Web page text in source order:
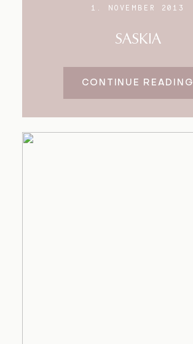
1. NOVEMBER 2013
SASKIA
CONTINUE READING